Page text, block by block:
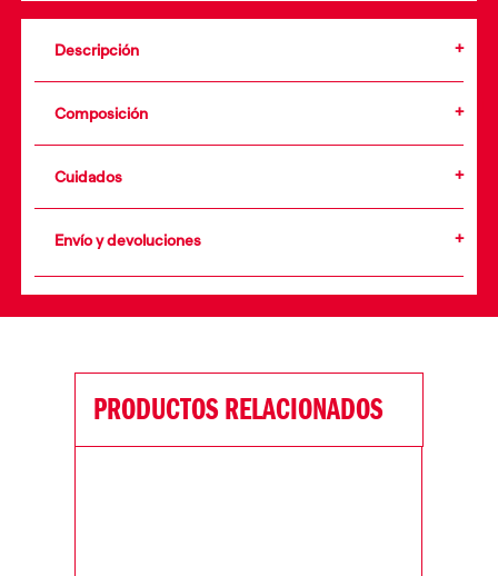
Descripción
Composición
Cuidados
•
Envío y devoluciones
+info
PRODUCTOS RELACIONADOS